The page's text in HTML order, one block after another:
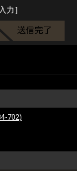
力］
702)